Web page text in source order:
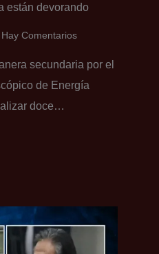
están devorando
Hay Comentarios
secundaria por el
de Energía
doce…